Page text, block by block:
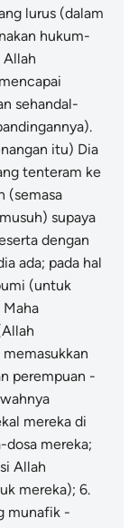
lurus (dalam
hukum-
Allah
sehandal-
itu) Dia
tenteram ke
(semasa
supaya
dengan
ada; pada hal
(untuk
Maha
memasukkan
perempuan -
mereka di
dosa mereka;
Allah
mereka); 6.
munafik -